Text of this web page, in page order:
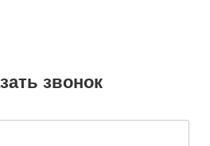
звонок